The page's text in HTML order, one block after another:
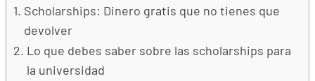
Scholarships: Dinero gratis que no tienes que
devolver
Lo que debes saber sobre las scholarships para
la universidad